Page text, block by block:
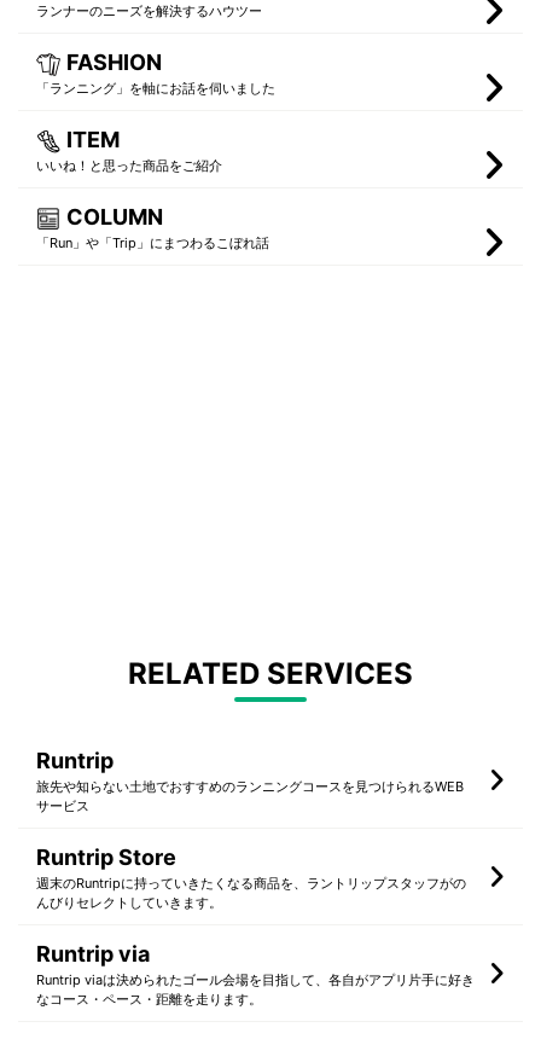
ランナーのニーズを解決するハウツー
FASHION
「ランニング」を軸にお話を伺いました
ITEM
いいね！と思った商品をご紹介
COLUMN
「Run」や「Trip」にまつわるこぼれ話
RELATED SERVICES
Runtrip
旅先や知らない土地でおすすめのランニングコースを見つけられるWEB
サービス
Runtrip Store
週末のRuntripに持っていきたくなる商品を、ラントリップスタッフがの
んびりセレクトしていきます。
Runtrip via
Runtrip viaは決められたゴール会場を目指して、各自がアプリ片手に好き
なコース・ペース・距離を走ります。